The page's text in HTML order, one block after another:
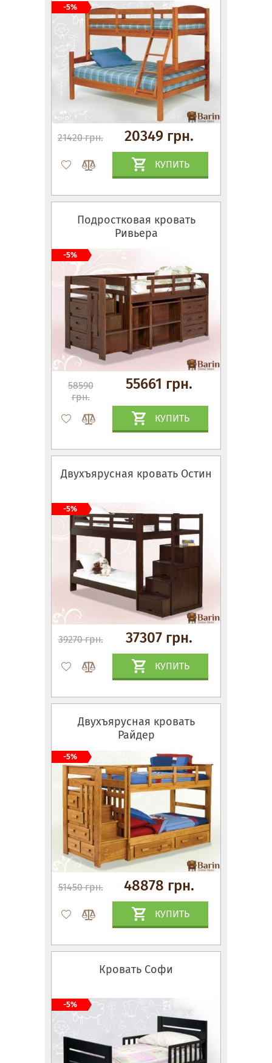
21420 грн. 20349 грн.
КУПИТЬ
-5%
Подростковая кровать
Ривьера
58590
грн.
55661 грн.
КУПИТЬ
-5%
Двухъярусная кровать Остин
39270 грн. 37307 грн.
КУПИТЬ
-5%
Двухъярусная кровать
Райдер
51450 грн. 48878 грн.
КУПИТЬ
-5%
Кровать Софи
-5%